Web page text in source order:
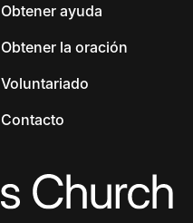
Obtener ayuda
Obtener la oración
Voluntariado
Contacto